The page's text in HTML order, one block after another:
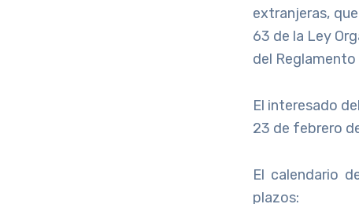
extranjeras,
63 de la Ley
del Reglamento
El interesado
23 de febrero
El calendario
plazos: